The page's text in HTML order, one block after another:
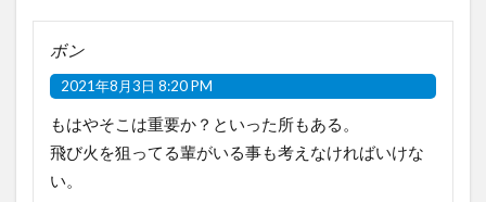
ボン
2021年8月3日 8:20 PM
もはやそこは重要か？といった所もある。
飛び火を狙ってる輩がいる事も考えなければいけな
い。